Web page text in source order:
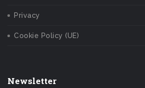
Privacy
Cookie Policy (UE)
Newsletter